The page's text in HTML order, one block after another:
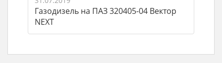
Газодизель на ПАЗ 320405-04 Вектор
NEXT